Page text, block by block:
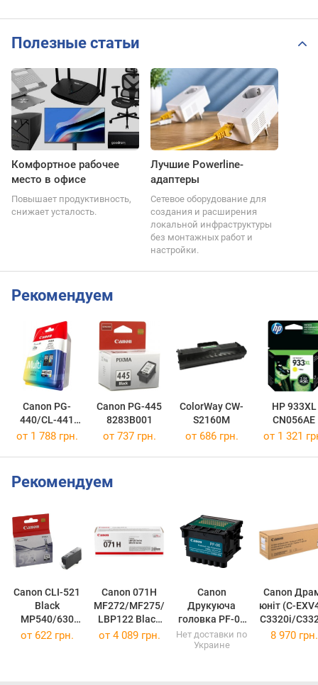
Полезные статьи
Комфортное рабочее
место в офисе
Повышает продуктивность,
снижает усталость.
Лучшие Powerline-
адаптеры
Сетевое оборудование для
создания и расширения
локальной инфраструктуры
без монтажных работ и
настройки.
Рекомендуем
Canon PG-
440/CL-441
MULTI
Canon PG-445
8283B001
ColorWay CW-
S2160M
HP 933XL
CN056AE
от 1 788 грн. от 737 грн. от 686 грн. от 1 321
Рекомендуем
Canon CLI-521
Black
MP540/630
2933B001/293
Canon 071H
MF272/MF275/
LBP122 Black
5646C002
Canon
Друкуюча
головка PF-06
Print Head
Canon
юнiт (C-EXV49)
C3320i/
/C3330i Black
от 622 грн. от 4 089 грн.
Нет доставки по
Украине
8 970 грн.